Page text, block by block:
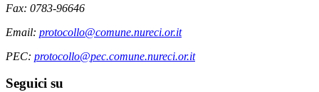
Fax: 0783-96646
Email: protocollo@comune.nureci.or.it
PEC: protocollo@pec.comune.nureci.or.it
Seguici su